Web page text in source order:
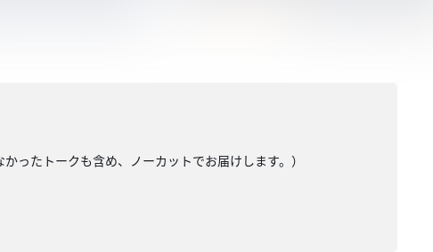
ったトークも含め、ノーカットでお届けします。）